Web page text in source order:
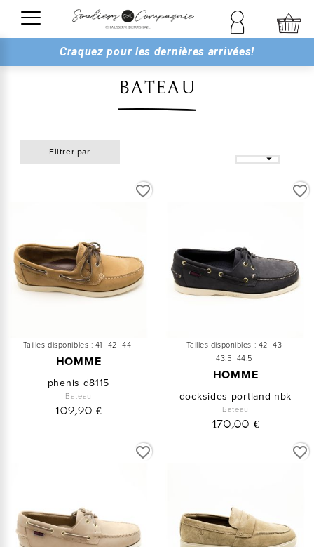
Craquez pour les dernières arrivées!
BATEAU

Filtrer par
Tailles disponibles : 41 42 44
HOMME
phenis d8115
Bateau
109,90 €
favorite_border
Tailles disponibles : 42 43
43.5 44.5
HOMME
docksides portland nbk
Bateau
170,00 €
favorite_border
favorite_border favorite_border